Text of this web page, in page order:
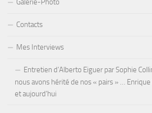
Galerie-Photo
Contacts
Mes Interviews
Entretien d’Alberto Eiguer par Sophie
nous avons hérité de nos « pairs » …
et aujourd’hui